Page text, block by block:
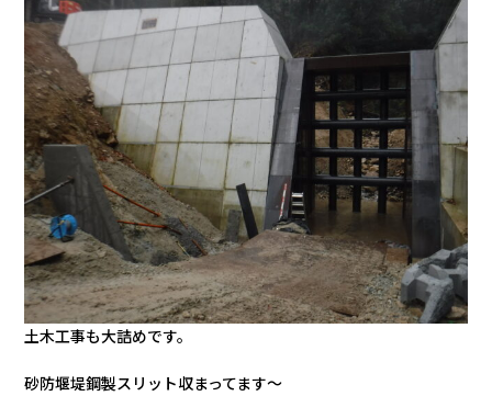
土木工事も大詰めです。
砂防堰堤鋼製スリット収まってます〜